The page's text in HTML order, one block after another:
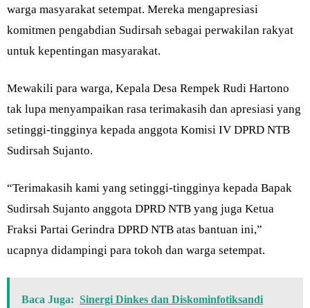
warga masyarakat setempat. Mereka mengapresiasi
komitmen pengabdian Sudirsah sebagai perwakilan rakyat
untuk kepentingan masyarakat.
Mewakili para warga, Kepala Desa Rempek Rudi Hartono
tak lupa menyampaikan rasa terimakasih dan apresiasi yang
setinggi-tingginya kepada anggota Komisi IV DPRD NTB
Sudirsah Sujanto.
“Terimakasih kami yang setinggi-tingginya kepada Bapak
Sudirsah Sujanto anggota DPRD NTB yang juga Ketua
Fraksi Partai Gerindra DPRD NTB atas bantuan ini,”
ucapnya didampingi para tokoh dan warga setempat.
Baca Juga: Sinergi Dinkes dan Diskominfotiksandi